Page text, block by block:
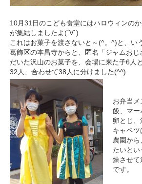
10月31日のこども食堂にはハロウィンの
が集結しましたよ(´∀`)
これはお菓子を渡さないと～(^。^)と、い
葛飾区の本昌寺からと、匿名「ジャムおじ
だいた沢山のお菓子を、会場に来た子6人
32人、合わせて38人に分けました(^^)
お弁当
飯、マー
卵とじ、
キャベ
農園から
たいと
燥させて
です。